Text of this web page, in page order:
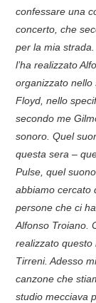
CONTATTI
RELICS – SFALCI E
PINKFLOYDIANE
POLICY/COOKIES
confessare una
concerto, che
per la mia
l’ha realizzato
organizzato
Floyd, nello
secondo me
sonoro. Quel
questa sera –
Pulse, quel
abbiamo cercato
persone che ci
Alfonso Troiano.
realizzato
Tirreni. Adesso
canzone che
studio mecciava